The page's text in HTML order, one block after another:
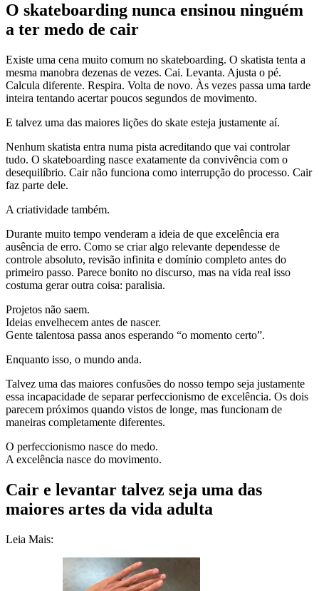
O skateboarding nunca ensinou ninguém
a ter medo de cair
Existe uma cena muito comum no skateboarding. O skatista tenta a
mesma manobra dezenas de vezes. Cai. Levanta. Ajusta o pé.
Calcula diferente. Respira. Volta de novo. Às vezes passa uma tarde
inteira tentando acertar poucos segundos de movimento.
E talvez uma das maiores lições do skate esteja justamente aí.
Nenhum skatista entra numa pista acreditando que vai controlar
tudo. O skateboarding nasce exatamente da convivência com o
desequilíbrio. Cair não funciona como interrupção do processo. Cair
faz parte dele.
A criatividade também.
Durante muito tempo venderam a ideia de que excelência era
ausência de erro. Como se criar algo relevante dependesse de
controle absoluto, revisão infinita e domínio completo antes do
primeiro passo. Parece bonito no discurso, mas na vida real isso
costuma gerar outra coisa: paralisia.
Projetos não saem.
Ideias envelhecem antes de nascer.
Gente talentosa passa anos esperando “o momento certo”.
Enquanto isso, o mundo anda.
Talvez uma das maiores confusões do nosso tempo seja justamente
essa incapacidade de separar perfeccionismo de excelência. Os dois
parecem próximos quando vistos de longe, mas funcionam de
maneiras completamente diferentes.
O perfeccionismo nasce do medo.
A excelência nasce do movimento.
Cair e levantar talvez seja uma das
maiores artes da vida adulta
Leia Mais: